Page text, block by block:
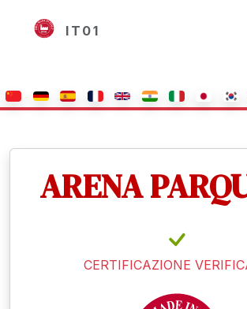
IT01
ARENA
CERTIFICAZIONE